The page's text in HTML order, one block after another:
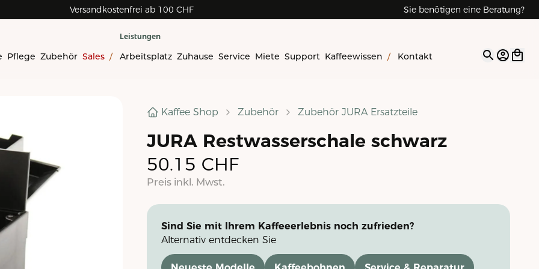
Versandkostenfrei ab 100 CHF Sie benötigen eine Beratung?
Pflege Zubehör Sales /
Leistungen
Arbeitsplatz Zuhause Service Miete Support Kaffeewissen / Kontakt Open
Kaffee Shop Zubehör Zubehör JURA Ersatzteile
JURA Restwasserschale schwarz
50.15 CHF
Preis inkl. Mwst.
Sind Sie mit Ihrem Kaffeeerlebnis noch zufrieden?
Alternativ entdecken Sie